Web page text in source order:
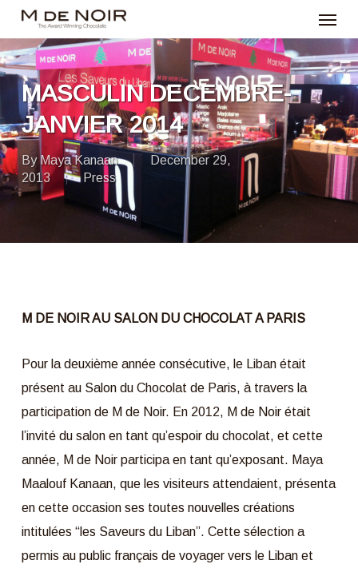
Skip
main
content
Menu
MASCULIN DECEMBRE-
JANVIER 2014
By Maya Kanaan
December 29,
2013
Press
M DE NOIR AU SALON DU CHOCOLAT A PARIS
Pour la deuxième année consécutive, le Liban était
présent au Salon du Chocolat de Paris, à travers la
participation de M de Noir. En 2012, M de Noir était
l’invité du salon en tant qu’espoir du chocolat, et cette
année, M de Noir participa en tant qu’exposant. Maya
Maalouf Kanaan, que les visiteurs attendaient, présenta
en cette occasion ses toutes nouvelles créations
intitulées “les Saveurs du Liban”. Cette sélection a
permis au public français de voyager vers le Liban et